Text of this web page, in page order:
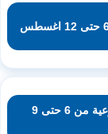
عروض نستو هايبر ماركت الأسبوعية من 6 حتى 9